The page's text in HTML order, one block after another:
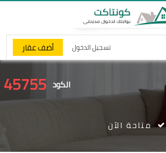
تسجيل الدخول أضف عقار
الكود 45755
متاحة الآن